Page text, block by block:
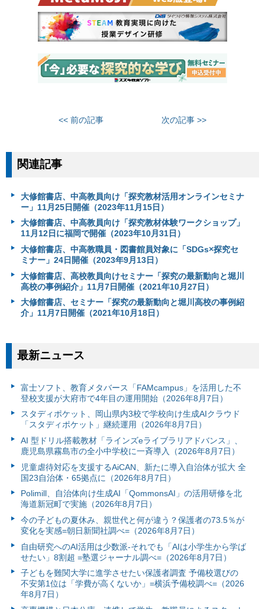
<< 前の記事 次の記事 >>
関連記事
大修館書店、中高教員向け「探究教材活用オンラインセミナ
ー」11月25日開催（2023年11月15日）
大修館書店、中高教員向け「探究教材体験ワークショップ」
11月12日に福岡で開催（2023年10月31日）
大修館書店、中高教職員・図書館員対象に「SDGs×探究セ
ミナー」24日開催（2023年9月13日）
大修館書店、高校教員向けセミナー「探究の最新動向と堀川
高校の事例紹介」11月7日開催（2021年10月27日）
大修館書店、セミナー「探究の最新動向と堀川高校の事例紹
介」11月7日開催（2021年10月18日）
最新ニュース
富⼠ソフト、教育メタバース「FAMcampus」を活用した不
登校支援が大府市で4年目の運用開始（2026年8月7日）
スタディポケット、岡山県内3校で学校向け生成AIクラウド
「スタディポケット」継続運用（2026年8月7日）
AI 型ドリル搭載教材「ラインズeライブラリアドバンス」、
鹿児島県霧島市の全小中学校に一斉導入（2026年8月7日）
児童虐待対応を支援するAiCAN、新たに導入自治体が拡大 全
国23自治体・65拠点に（2026年8月7日）
Polimill、自治体向け生成AI「QommonsAI」の活用研修を北
海道新冠町で実施（2026年8月7日）
今の子どもの夏休み、親世代と何が違う？保護者の73.5％が
変化を実感=朝日新聞社調べ=（2026年8月7日）
自由研究へのAI活用は少数派-それでも「AIは小学生から学ば
せたい」8割超 =塾選ジャーナル調べ=（2026年8月7日）
子どもを難関大学に進学させたい保護者調査 予備校選びの
不安第1位は「学費が高くないか」=横浜予備校調べ=（2026
年8月7日）